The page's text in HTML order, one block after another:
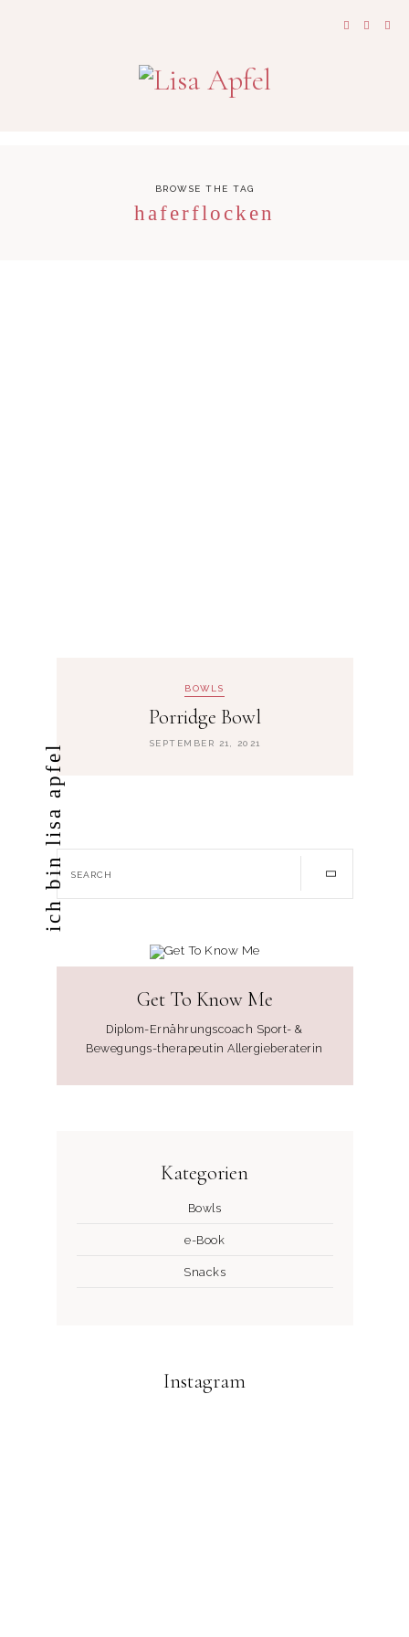
BROWSE THE TAG
haferflocken
BOWLS
Porridge Bowl
SEPTEMBER 21, 2021
ich bin lisa apfel
Get To Know Me
Diplom-Ernährungscoach Sport- &
Bewegungs-therapeutin Allergieberaterin
Kategorien
Bowls
e-Book
Snacks
Instagram